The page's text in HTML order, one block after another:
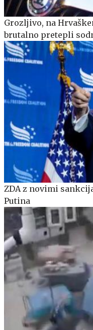
Grozljivo, na
brutalno pretepli
ZDA z novimi
Putina